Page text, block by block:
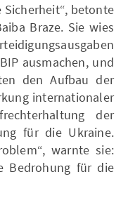
Sicherheit“, betonte
Braze. Sie wies
ausmachen, und
den Aufbau der
internationaler
der
für die Ukraine.
warnte sie:
Bedrohung für die